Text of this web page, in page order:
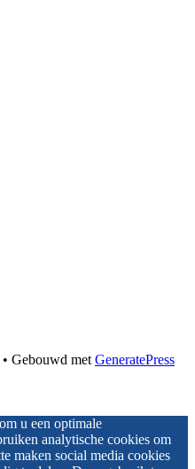
• Gebouwd met GeneratePress
u een optimale
analytische cookies om
maken social media cookies